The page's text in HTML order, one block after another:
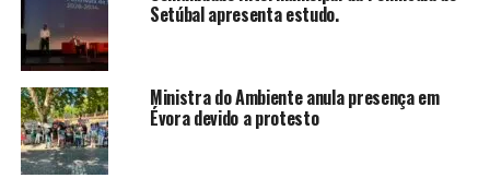
Setúbal apresenta estudo.
Ministra do Ambiente anula presença em
Évora devido a protesto